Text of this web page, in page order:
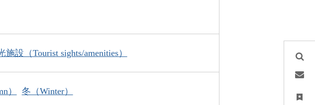
施設（Tourist sights/amenities）
） 冬（Winter）